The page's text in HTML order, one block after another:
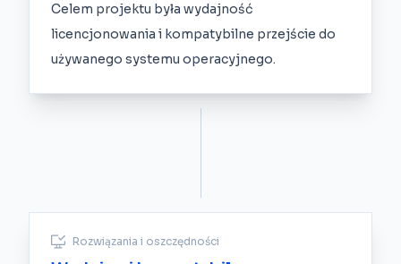
Celem projektu była wydajność
licencjonowania i kompatybilne przejście do
używanego systemu operacyjnego.
Rozwiązania i oszczędności